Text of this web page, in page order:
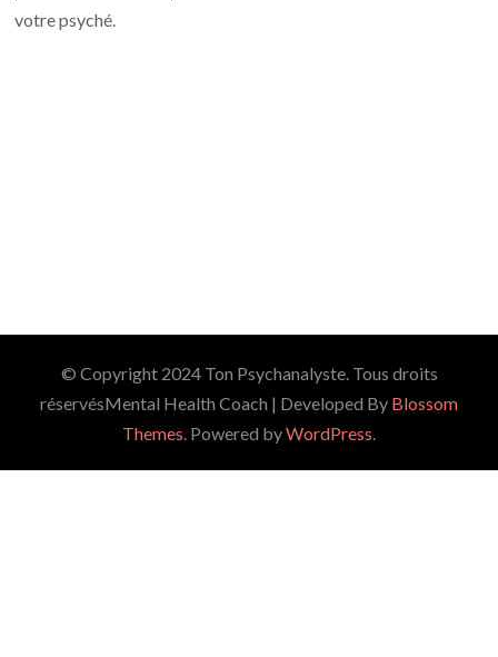
votre psyché.
© Copyright 2024 Ton Psychanalyste. Tous droits
réservésMental Health Coach | Developed By Blossom
Themes. Powered byWordPress.